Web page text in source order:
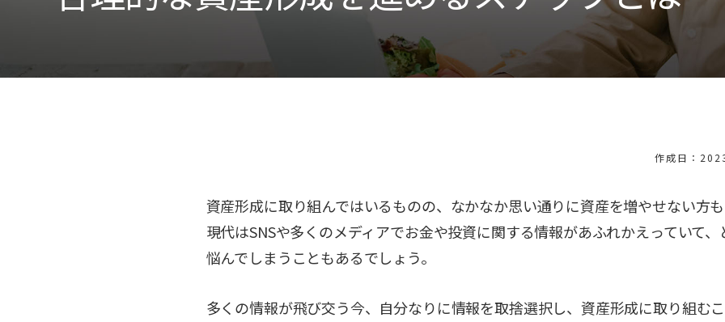
作成日：
資産形成に取り組んではいるものの、なかなか思い通りに資産を増やせない方も
現代はSNSや多くのメディアでお金や投資に関する情報があふれかえっていて
悩んでしまうこともあるでしょう。
多くの情報が飛び交う今、自分なりに情報を取捨選択し、資産形成に取り組む